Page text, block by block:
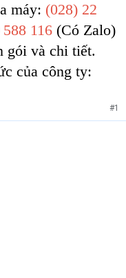
máy: (028) 22
116 (Có Zalo)
gói và chi tiết.
của công ty:
#1